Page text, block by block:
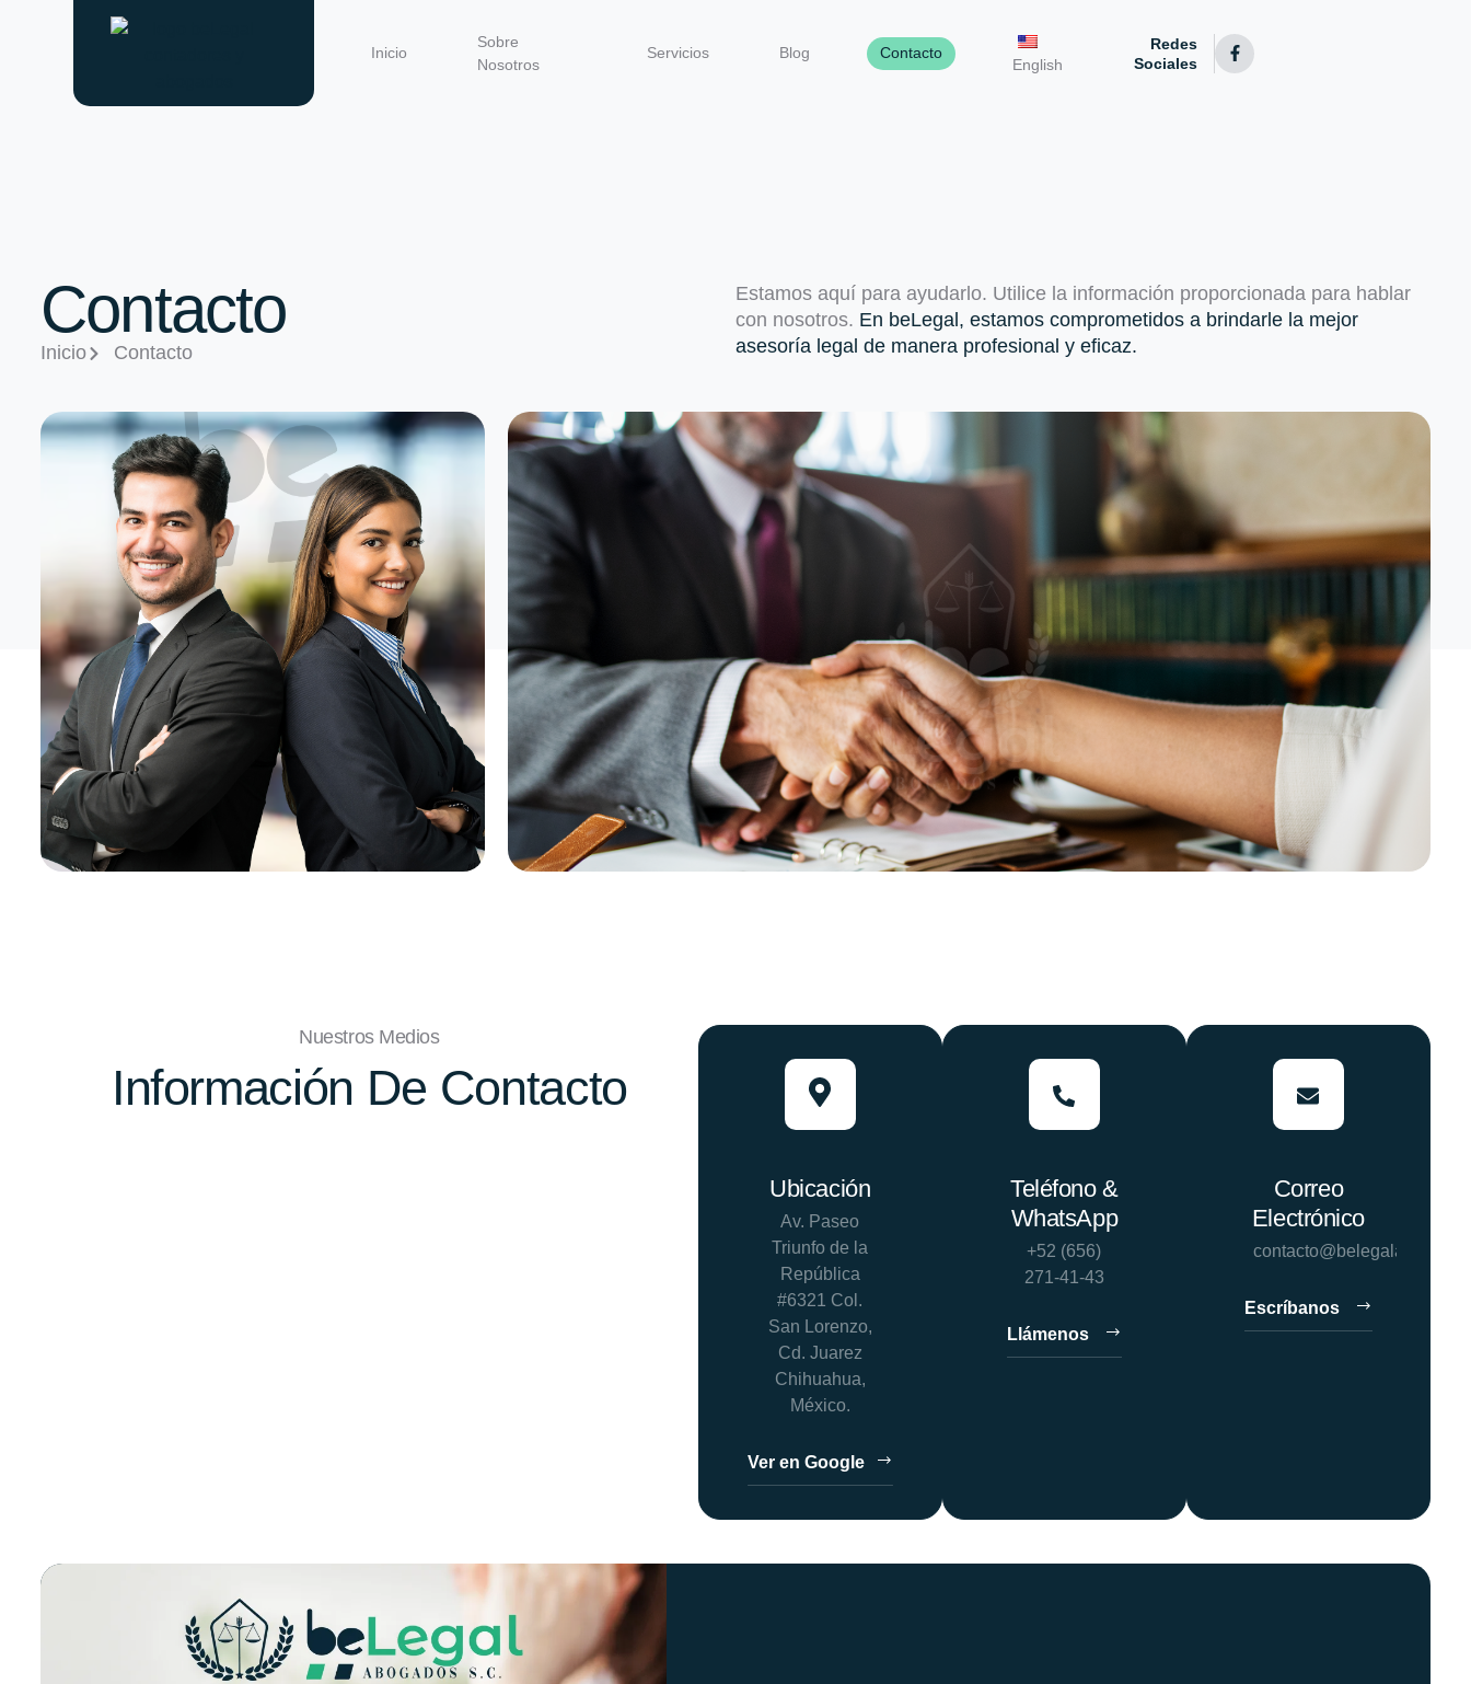
Inicio
Sobre
Nosotros
Servicios Blog Contacto
English
Redes
Sociales
Contacto
Inicio Contacto
Estamos aquí para ayudarlo. Utilice la información proporcionada para hablar
con nosotros. En beLegal, estamos comprometidos a brindarle la mejor
asesoría legal de manera profesional y eficaz.
Nuestros Medios
Información De Contacto
Ubicación
Av. Paseo
Triunfo de la
República
#6321 Col.
San Lorenzo,
Cd. Juarez
Chihuahua,
México.
Ver en Google
Teléfono &
WhatsApp
+52 (656)
271-41-43
Llámenos
Correo
Electrónico
Escríbanos